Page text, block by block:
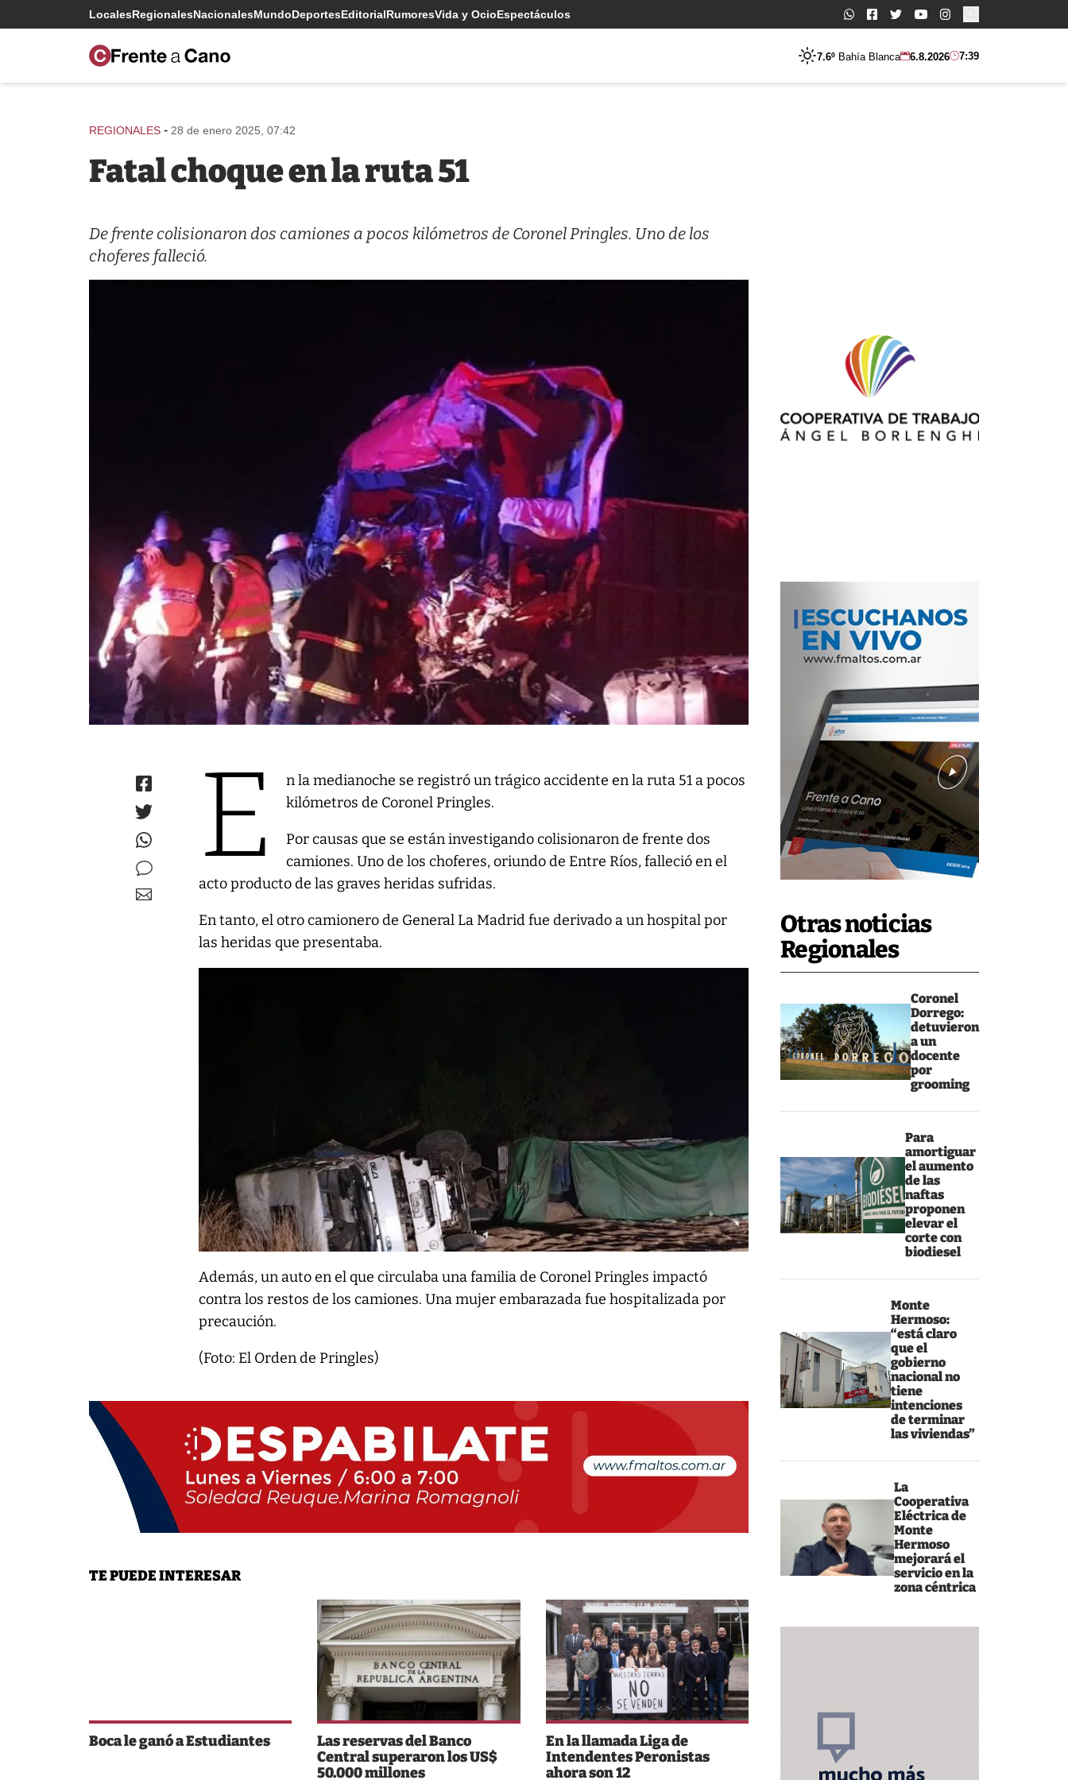
LocalesRegionalesNacionalesMundoDeportesEditorialRumoresVida y OcioEspectáculos Buscar:
7.6º Bahía Blanca 6.8.2026 7:39
Otras noticias
Regionales
Coronel
Dorrego:
detuvieron
a un
docente
por
grooming
Para
amortiguar
el aumento
de las
naftas
proponen
elevar el
corte con
biodiesel
Monte
Hermoso:
“está claro
que el
gobierno
nacional no
tiene
intenciones
de terminar
las viviendas”
La
Cooperativa
Eléctrica de
Monte
Hermoso
mejorará el
servicio en la
zona céntrica
REGIONALES - 28 de enero 2025, 07:42
Fatal choque en la ruta 51
De frente colisionaron dos camiones a pocos kilómetros de Coronel Pringles. Uno de los
choferes falleció.
E
n la medianoche se registró un trágico accidente en la ruta 51 a pocos
kilómetros de Coronel Pringles.
Por causas que se están investigando colisionaron de frente dos
camiones. Uno de los choferes, oriundo de Entre Ríos, falleció en el
acto producto de las graves heridas sufridas.
En tanto, el otro camionero de General La Madrid fue derivado a un hospital por
las heridas que presentaba.
Además, un auto en el que circulaba una familia de Coronel Pringles impactó
contra los restos de los camiones. Una mujer embarazada fue hospitalizada por
precaución.
(Foto: El Orden de Pringles)
TE PUEDE INTERESAR
Boca le ganó a Estudiantes
Las reservas del Banco
Central superaron los US$
50.000 millones
En la llamada Liga de
Intendentes Peronistas
ahora son 12